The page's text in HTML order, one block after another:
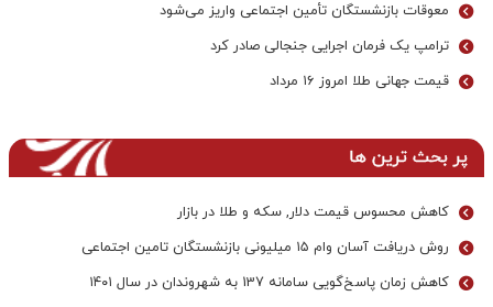
معوقات بازنشستگان تأمین اجتماعی واریز می‌شود
ترامپ یک فرمان اجرایی جنجالی صادر کرد
قیمت جهانی طلا امروز ۱۶ مرداد
پر بحث ترین ها
کاهش محسوس قیمت دلار, سکه و طلا در بازار
روش دریافت آسان وام ۱۵ میلیونی بازنشستگان تامین اجتماعی
کاهش زمان پاسخ‌گویی سامانه 137 به شهروندان در سال ۱۴۰۱